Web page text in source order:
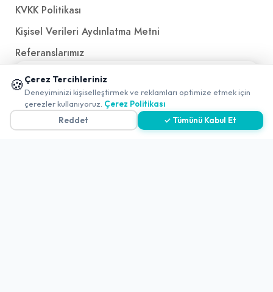
KVKK Politikası
Kişisel Verileri Aydınlatma Metni
Referanslarımız
İletişim
iletisim@yakalamac.com.tr
Dokuz Eylül Üniversitesi Teknoparkı Adatepe Mah.
🍪 Çerez Tercihleriniz
Deneyiminizi kişiselleştirmek ve reklamları optimize etmek için
çerezler kullanıyoruz. Çerez Politikası
Reddet
✓ Tümünü Kabul Et
📱 Mobil uygulamamızı keşfedin!
✖